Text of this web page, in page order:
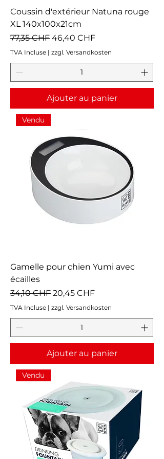
Coussin d'extérieur Natuna rouge
XL 140x100x21cm
Prix original
77,35 CHF Prix promotionnel
46,40 CHF
TVA Incluse | zzgl. Versandkosten
Ajouter au panier
Vendu
Gamelle pour chien Yumi avec
écailles
Prix original
34,10 CHF Prix promotionnel
20,45 CHF
TVA Incluse | zzgl. Versandkosten
Ajouter au panier
Vendu